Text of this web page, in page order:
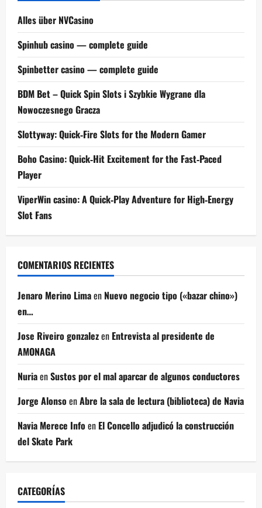
Alles über NVCasino
Spinhub casino — complete guide
Spinbetter casino — complete guide
BDM Bet – Quick Spin Slots i Szybkie Wygrane dla
Nowoczesnego Gracza
Slottyway: Quick‑Fire Slots for the Modern Gamer
Boho Casino: Quick‑Hit Excitement for the Fast‑Paced
Player
ViperWin casino: A Quick‑Play Adventure for High‑Energy
Slot Fans
COMENTARIOS RECIENTES
Jenaro Merino Limaen Nuevo negocio tipo («bazar chino»)
en…
Jose Riveiro gonzalezen Entrevista al presidente de
AMONAGA
NuriaenSustos por el mal aparcar de algunos conductores
Jorge AlonsoenAbre la sala de lectura (biblioteca) de Navia
Navia Merece Infoen El Concello adjudicó la construcción
del Skate Park
CATEGORÍAS